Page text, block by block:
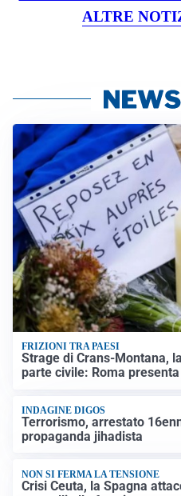
ALTRE
FRIZIONI TRA PAESI
Strage di Crans-Montana,
parte civile: Roma
INDAGINE DIGOS
Terrorismo, arrestato
propaganda jihadista
NON SI FERMA LA TENSIONE
Crisi Ceuta, la Spagna